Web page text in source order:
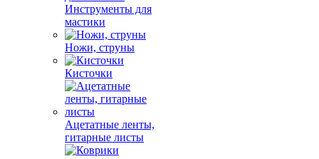
Инструменты для
мастики
Ножи, струны
Кисточки
Ацетатные ленты,
гитарные листы